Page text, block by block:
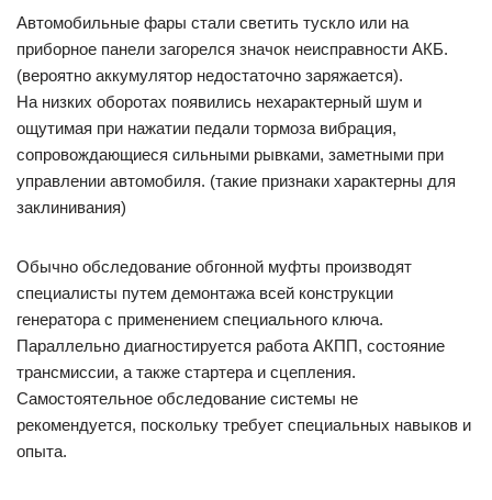
Автомобильные фары стали светить тускло или на
приборное панели загорелся значок неисправности АКБ.
(вероятно аккумулятор недостаточно заряжается).
На низких оборотах появились нехарактерный шум и
ощутимая при нажатии педали тормоза вибрация,
сопровождающиеся сильными рывками, заметными при
управлении автомобиля. (такие признаки характерны для
заклинивания)
Обычно обследование обгонной муфты производят
специалисты путем демонтажа всей конструкции
генератора с применением специального ключа.
Параллельно диагностируется работа АКПП, состояние
трансмиссии, а также стартера и сцепления.
Самостоятельное обследование системы не
рекомендуется, поскольку требует специальных навыков и
опыта.